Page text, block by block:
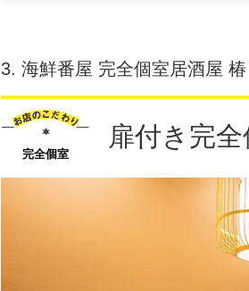
3. 海鮮番屋 完全個室居酒屋
完全個室
扉付き完